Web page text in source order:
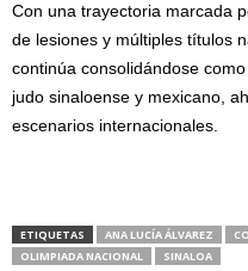
Con una trayectoria marcada
de lesiones y múltiples títulos
continúa consolidándose
judo sinaloense y mexicano,
escenarios internacionales.
ETIQUETAS ANA LUCÍA ÁLVAREZ
OLIMPIADA NACIONAL
SINALOA